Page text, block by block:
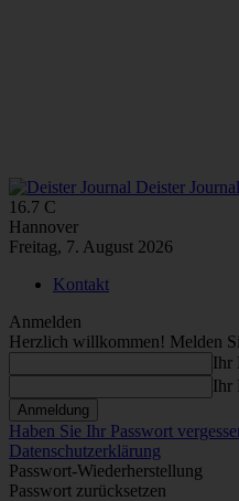
Deister Journal
16.7 C
Hannover
Freitag, 7. August 2026
Kontakt
Anmelden
Herzlich willkommen! Melden
Ihr
Ihr
Haben Sie Ihr Passwort
Datenschutzerklärung
Passwort-Wiederherstellung
Passwort zurücksetzen